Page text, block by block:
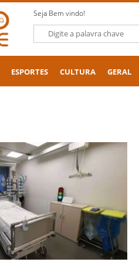
Seja Bem vindo!
ESPORTES CULTURA GERAL